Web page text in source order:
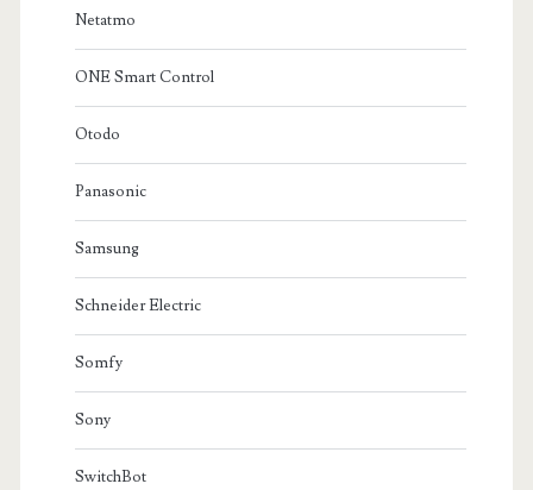
Netatmo
ONE Smart Control
Otodo
Panasonic
Samsung
Schneider Electric
Somfy
Sony
SwitchBot